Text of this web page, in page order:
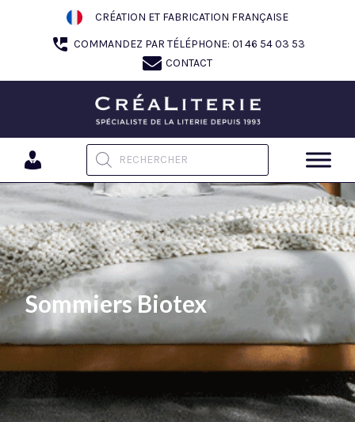
CRÉATION ET FABRICATION FRANÇAISE
COMMANDEZ PAR TÉLÉPHONE: 01 46 54 03 53
CONTACT
Recherche de produits
Sommiers Biotex